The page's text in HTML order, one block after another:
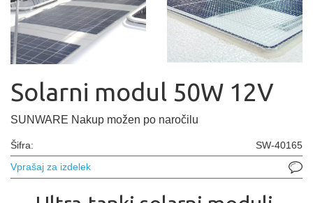
Solarni modul 50W 12V
SUNWARE Nakup možen po naročilu
Šifra:
SW-40165
Vprašaj za izdelek